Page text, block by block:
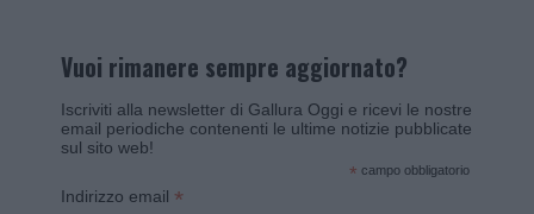
Vuoi rimanere sempre aggiornato?
Iscriviti alla newsletter di Gallura Oggi e ricevi le nostre
email periodiche contenenti le ultime notizie pubblicate
sul sito web!
* campo obbligatorio
Indirizzo email *